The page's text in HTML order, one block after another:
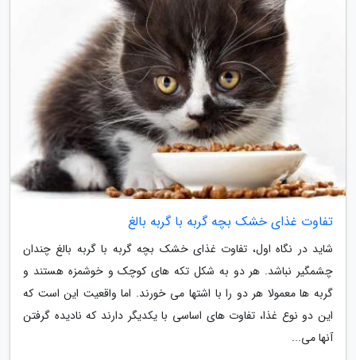
تفاوت غذای خشک بچه گربه با گربه بالغ
شاید در نگاه اول، تفاوت غذای خشک بچه گربه با گربه بالغ چندان
چشمگیر نباشد. هر دو به شکل تکه های کوچک و خوشمزه هستند و
گربه ها معمولا هر دو را با اشتها می خورند. اما واقعیت این است که
این دو نوع غذا، تفاوت های اساسی با یکدیگر دارند که نادیده گرفتن
آنها می...